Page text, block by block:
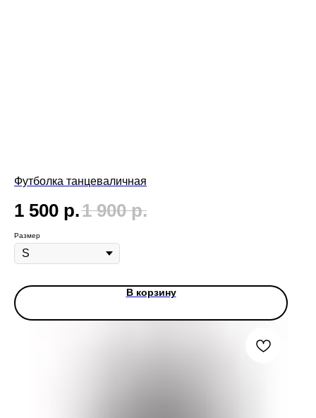
Футболка танцеваличная
1 500 р.1 900 р.
Размер
В корзину